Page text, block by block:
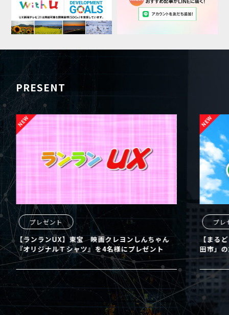
PRESENT
プレゼント
【ランランUX】東宝 映画クレヨンしんちゃん
『オリジナルＴシャツ』を4名様にプレゼント
プレ
【まる
田市」